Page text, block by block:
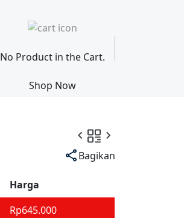
No Product in the Cart.
Shop Now
Bagikan
Harga
Rp645.000